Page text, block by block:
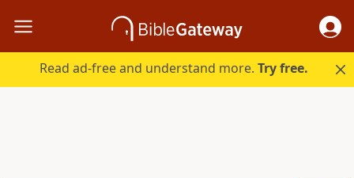
Read ad-free and understand more.Try free.